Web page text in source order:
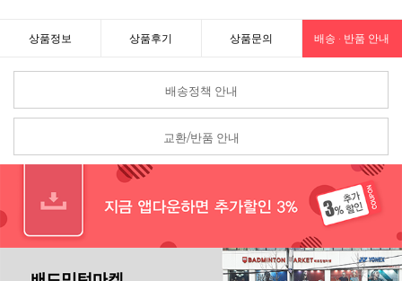
상품정보 상품후기 상품문의 배송 · 반품 안내
배송정책 안내
교환/반품 안내